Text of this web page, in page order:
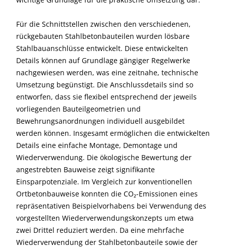
Für die Schnittstellen zwischen den verschiedenen,
rückgebauten Stahlbetonbauteilen wurden lösbare
Stahlbauanschlüsse entwickelt. Diese entwickelten
Details können auf Grundlage gängiger Regelwerke
nachgewiesen werden, was eine zeitnahe, technische
Umsetzung begünstigt. Die Anschlussdetails sind so
entworfen, dass sie flexibel entsprechend der jeweils
vorliegenden Bauteilgeometrien und
Bewehrungsanordnungen individuell ausgebildet
werden können. Insgesamt ermöglichen die entwickelten
Details eine einfache Montage, Demontage und
Wiederverwendung. Die ökologische Bewertung der
angestrebten Bauweise zeigt signifikante
Einsparpotenziale. Im Vergleich zur konventionellen
Ortbetonbauweise konnten die CO₂-Emissionen eines
repräsentativen Beispielvorhabens bei Verwendung des
vorgestellten Wiederverwendungskonzepts um etwa
zwei Drittel reduziert werden. Da eine mehrfache
Wiederverwendung der Stahlbetonbauteile sowie der